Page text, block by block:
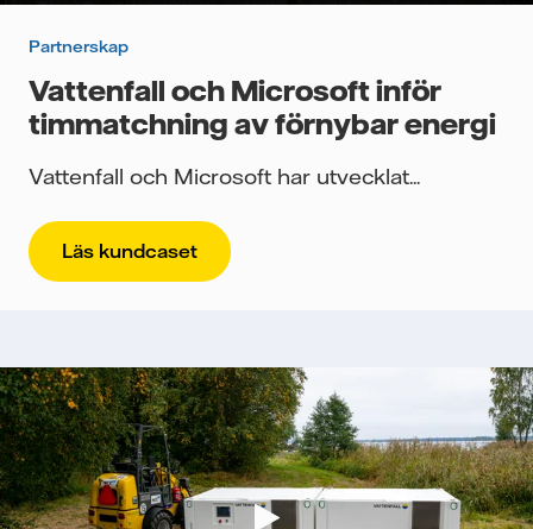
Partnerskap
Vattenfall och Microsoft inför
timmatchning av förnybar energi
Vattenfall och Microsoft har utvecklat...
Läs kundcaset